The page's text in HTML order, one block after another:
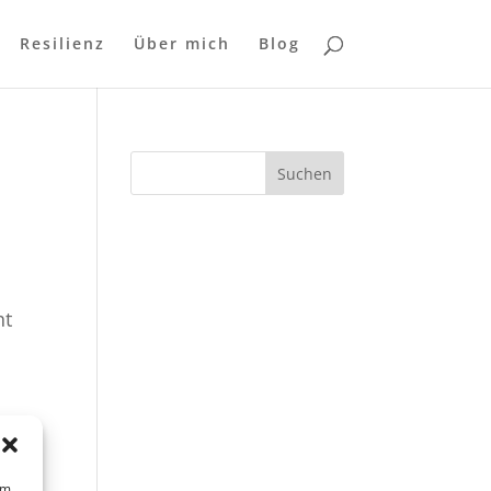
Resilienz Über mich Blog
Suchen